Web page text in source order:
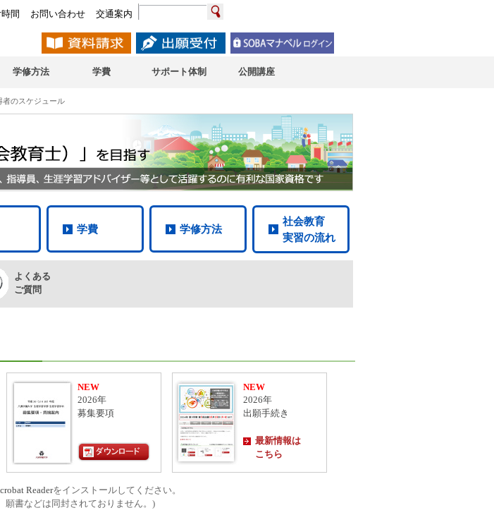
間 お問い合わせ 交通案内
学修方法 学費 サポート体制 公開講座
者のスケジュール
学費 学修方法
社会教育
実習の流れ
よくある
ご質問
NEW
2026年
募集要項
NEW
2026年
出願手続き
最新情報は
こちら
Readerをインストールしてください。
願書などは同封されておりません。)